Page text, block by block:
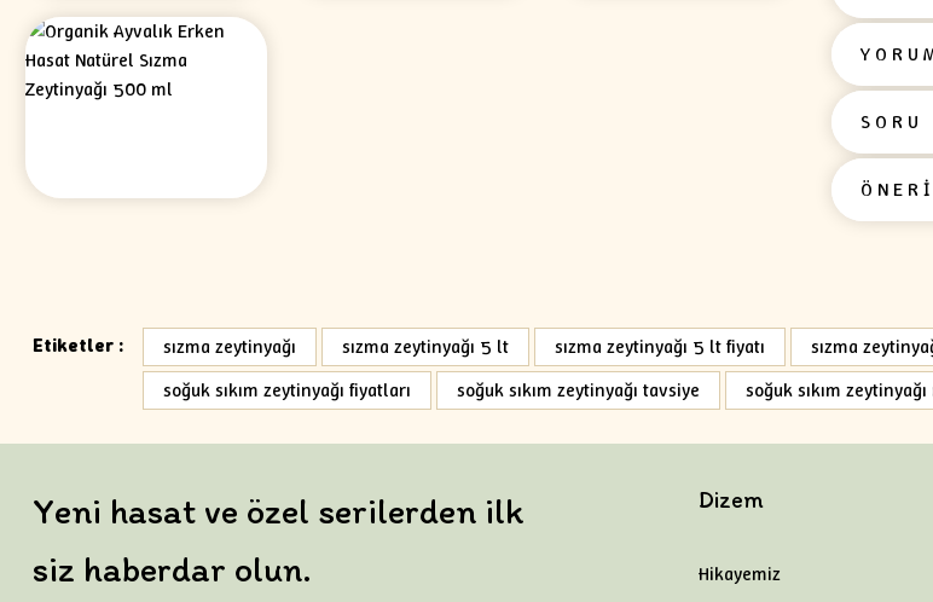
SORU
Etiketler : sızma zeytinyağı sızma zeytinyağı 5 lt sızma zeytinyağı 5 lt fiyatı sızma
soğuk sıkım zeytinyağı fiyatları
soğuk sıkım zeytinyağı tavsiye soğuk sıkım
Yeni hasat ve özel serilerden ilk
siz haberdar olun.
Dizem
Hikayemiz